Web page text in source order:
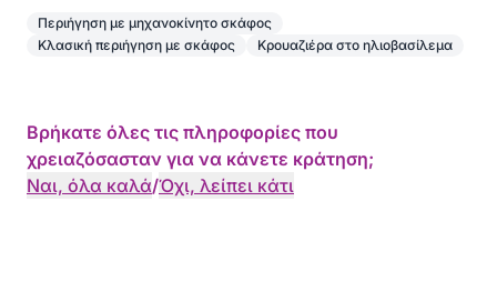
Περιήγηση με μηχανοκίνητο σκάφος
Κλασική περιήγηση με σκάφος
Κρουαζιέρα στο ηλιοβασίλεμα
Βρήκατε όλες τις πληροφορίες που
χρειαζόσασταν για να κάνετε κράτηση;
Ναι, όλα καλά/Όχι, λείπει κάτι